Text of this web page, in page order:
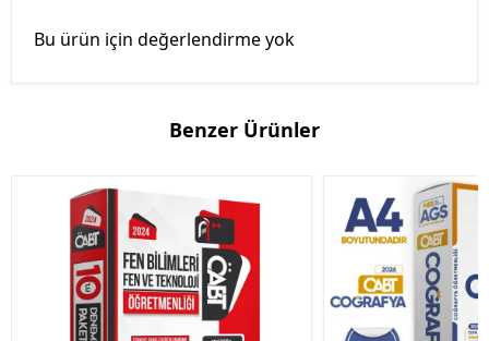
Bu ürün için değerlendirme yok
Benzer Ürünler